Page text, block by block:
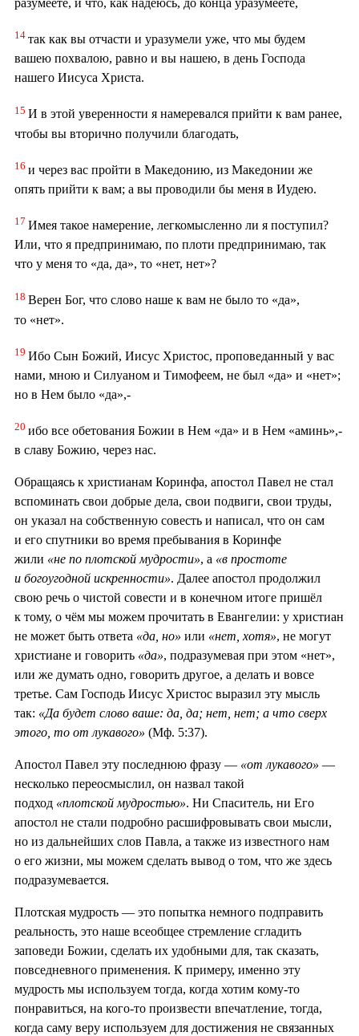
разумеете, и что, как надеюсь, до конца уразумеете,
14 так как вы отчасти и уразумели уже, что мы будем
вашею похвалою, равно и вы нашею, в день Господа
нашего Иисуса Христа.
15 И в этой уверенности я намеревался прийти к вам ранее,
чтобы вы вторично получили благодать,
16 и через вас пройти в Македонию, из Македонии же
опять прийти к вам; а вы проводили бы меня в Иудею.
17 Имея такое намерение, легкомысленно ли я поступил?
Или, что я предпринимаю, по плоти предпринимаю, так
что у меня то «да, да», то «нет, нет»?
18 Верен Бог, что слово наше к вам не было то «да»,
то «нет».
19 Ибо Сын Божий, Иисус Христос, проповеданный у вас
нами, мною и Силуаном и Тимофеем, не был «да» и «нет»;
но в Нем было «да»,-
20 ибо все обетования Божии в Нем «да» и в Нем «аминь»,-
в славу Божию, через нас.
Обращаясь к христианам Коринфа, апостол Павел не стал
вспоминать свои добрые дела, свои подвиги, свои труды,
он указал на собственную совесть и написал, что он сам
и его спутники во время пребывания в Коринфе
жили «не по плотской мудрости», а «в простоте
и богоугодной искренности». Далее апостол продолжил
свою речь о чистой совести и в конечном итоге пришёл
к тому, о чём мы можем прочитать в Евангелии: у христиан
не может быть ответа «да, но» или «нет, хотя», не могут
христиане и говорить «да», подразумевая при этом «нет»,
или же думать одно, говорить другое, а делать и вовсе
третье. Сам Господь Иисус Христос выразил эту мысль
так: «Да будет слово ваше: да, да; нет, нет; а что сверх
этого, то от лукавого» (Мф. 5:37).
Апостол Павел эту последнюю фразу — «от лукавого» —
несколько переосмыслил, он назвал такой
подход «плотской мудростью». Ни Спаситель, ни Его
апостол не стали подробно расшифровывать свои мысли,
но из дальнейших слов Павла, а также из известного нам
о его жизни, мы можем сделать вывод о том, что же здесь
подразумевается.
Плотская мудрость — это попытка немного подправить
реальность, это наше всеобщее стремление сгладить
заповеди Божии, сделать их удобными для, так сказать,
повседневного применения. К примеру, именно эту
мудрость мы используем тогда, когда хотим кому-то
понравиться, на кого-то произвести впечатление, тогда,
когда саму веру используем для достижения не связанных